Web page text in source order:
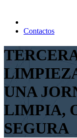
Contactos
UNA
LIMPIA,
SEGURA